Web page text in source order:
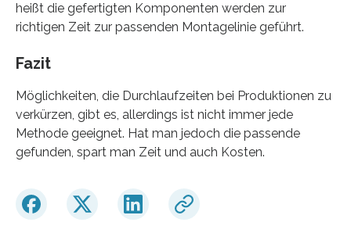
heißt die gefertigten Komponenten werden zur
richtigen Zeit zur passenden Montagelinie geführt.
Fazit
Möglichkeiten, die Durchlaufzeiten bei Produktionen zu
verkürzen, gibt es, allerdings ist nicht immer jede
Methode geeignet. Hat man jedoch die passende
gefunden, spart man Zeit und auch Kosten.